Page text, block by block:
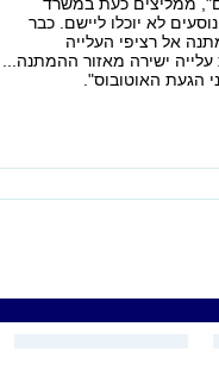
לא יוכלו ליישם. כבר
אל רציפי העלייה
ישירה מאזור ההמתנה...
הגעת האוטובוס".